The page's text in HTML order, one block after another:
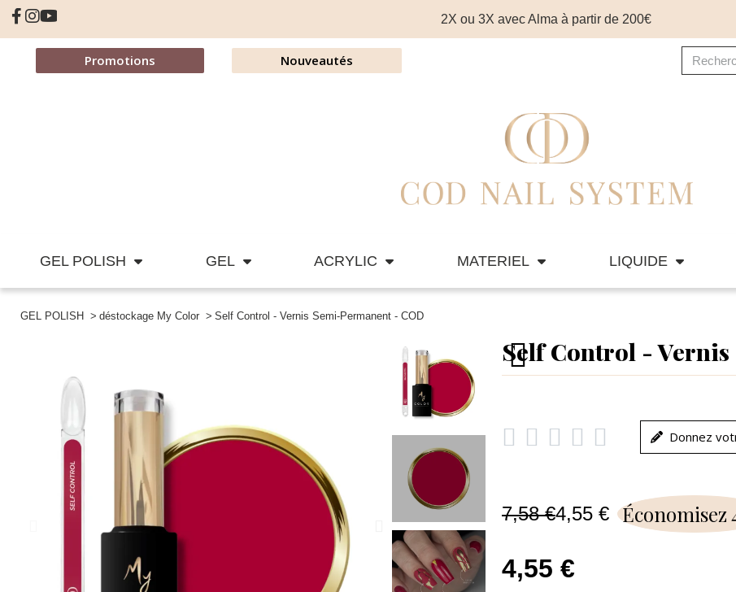
2X ou 3X avec Alma à partir de 200€
Promotions Nouveautés
GEL POLISH GEL ACRYLIC MATERIEL LIQUIDE
GEL POLISH déstockage My Color Self Control - Vernis Semi-Permanent - COD
Self Control -
     Donnez
7,58 €4,55 € Économisez
4,55 €